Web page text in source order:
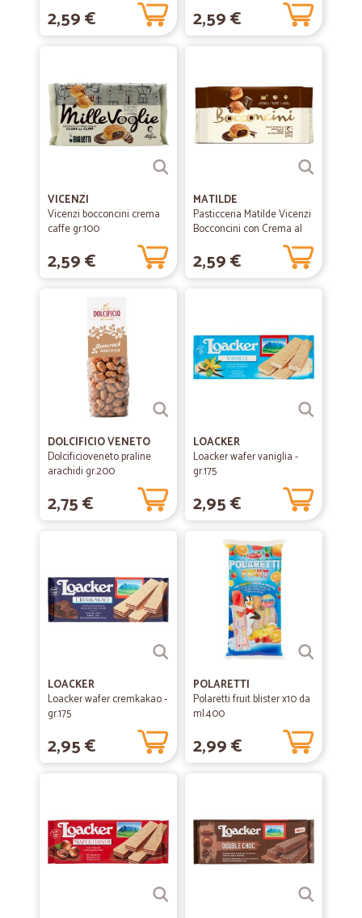
2,59 € 2,59 €
VICENZI
Vicenzi bocconcini crema
caffe gr.100
2,59 €
MATILDE
Pasticceria Matilde Vicenzi
Bocconcini con Crema al
2,59 €
DOLCIFICIO VENETO
Dolcificioveneto praline
arachidi gr.200
2,75 €
LOACKER
Loacker wafer vaniglia -
gr.175
2,95 €
LOACKER
Loacker wafer cremkakao -
gr.175
2,95 €
POLARETTI
Polaretti fruit blister x10 da
ml.400
2,99 €